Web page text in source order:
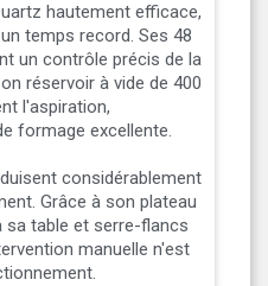
hautement efficace,
temps record. Ses 48
un contrôle précis de la
réservoir à vide de 400
l'aspiration,
formage excellente.
considérablement
Grâce à son plateau
table et serre-flancs
manuelle n'est